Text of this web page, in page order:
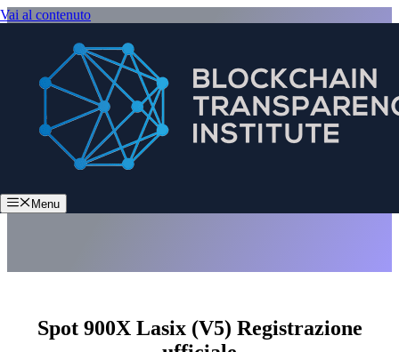
Vai al contenuto
Menu
Spot 900X Lasix (V5) Registrazione